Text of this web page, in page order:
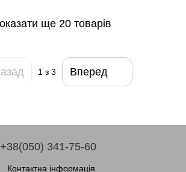
ще 20 товарів
1 з 3 Вперед
+38(050) 341-75-60
Контактна інформація